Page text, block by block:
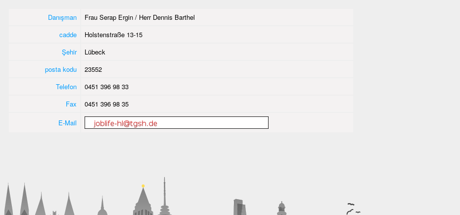
Danışman
Frau Serap Ergin / Herr Dennis Barthel
cadde
Holstenstraße 13-15
Şehir
Lübeck
posta kodu
23552
Telefon
0451 396 98 33
Fax
0451 396 98 35
E-Mail